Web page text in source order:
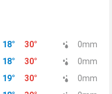
18° 30° 0mm
18° 30° 0mm
19° 30° 0mm